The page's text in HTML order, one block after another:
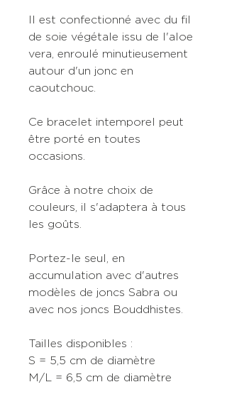
Il est confectionné avec du fil
de soie végétale issu de l'aloe
vera, enroulé minutieusement
autour d'un jonc en
caoutchouc.
Ce bracelet intemporel peut
être porté en toutes
occasions.
Grâce à notre choix de
couleurs, il s'adaptera à tous
les goûts.
Portez-le seul, en
accumulation avec d'autres
modèles de joncs Sabra ou
avec nos joncs Bouddhistes.
Tailles disponibles :
S = 5,5 cm de diamètre
M/L = 6,5 cm de diamètre